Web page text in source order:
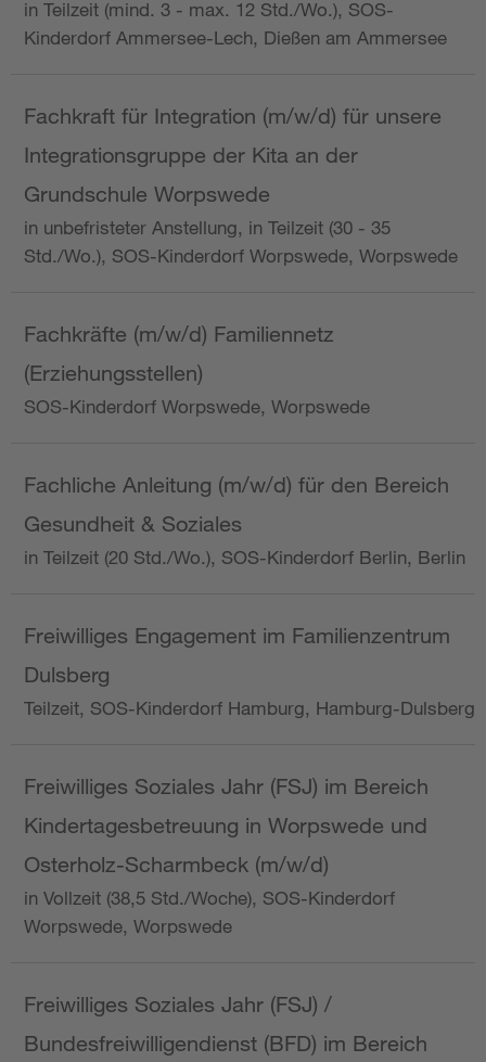
in Teilzeit (mind. 3 - max. 12 Std./Wo.), SOS-
Kinderdorf Ammersee-Lech, Dießen am Ammersee
Fachkraft für Integration (m/w/d) für unsere
Integrationsgruppe der Kita an der
Grundschule Worpswede
in unbefristeter Anstellung, in Teilzeit (30 - 35
Std./Wo.), SOS-Kinderdorf Worpswede, Worpswede
Fachkräfte (m/w/d) Familiennetz
(Erziehungsstellen)
SOS-Kinderdorf Worpswede, Worpswede
Fachliche Anleitung (m/w/d) für den Bereich
Gesundheit & Soziales
in Teilzeit (20 Std./Wo.), SOS-Kinderdorf Berlin, Berlin
Freiwilliges Engagement im Familienzentrum
Dulsberg
Teilzeit, SOS-Kinderdorf Hamburg, Hamburg-Dulsberg
Freiwilliges Soziales Jahr (FSJ) im Bereich
Kindertagesbetreuung in Worpswede und
Osterholz-Scharmbeck (m/w/d)
in Vollzeit (38,5 Std./Woche), SOS-Kinderdorf
Worpswede, Worpswede
Freiwilliges Soziales Jahr (FSJ) /
Bundesfreiwilligendienst (BFD) im Bereich